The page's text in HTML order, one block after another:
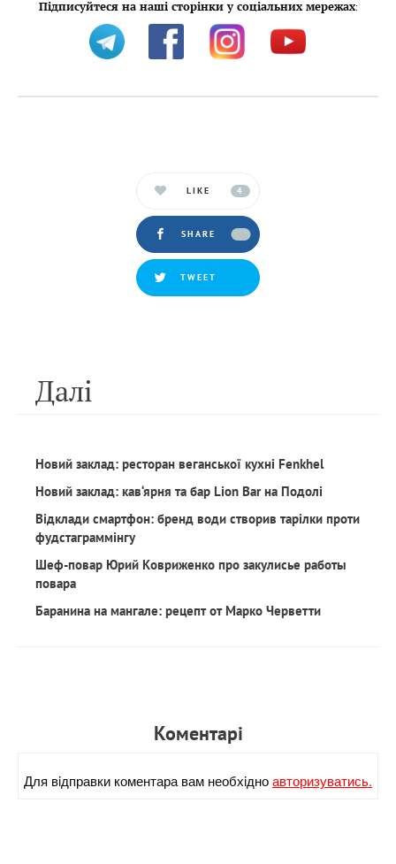
Підписуйтеся на наші сторінки у соціальних мережах:
LIKE 4
SHARE
TWEET
Далi
Новий заклад: ресторан веганської кухні Fenkhel
Новий заклад: кав‘ярня та бар Lion Bar на Подолі
Відклади смартфон: бренд води створив тарілки проти
фудстаграммінгу
Шеф-повар Юрий Ковриженко про закулисье работы
повара
Баранина на мангале: рецепт от Марко Черветти
Коментарi
Для вiдправки коментара вам необхiдноавторизуватись.